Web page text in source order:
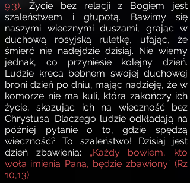
9:3). Życie bez relacji z Bogiem jest
szaleństwem i głupotą. Bawimy się
naszymi wiecznymi duszami, grając w
duchową rosyjską ruletkę, ufając, że
śmierć nie nadejdzie dzisiaj. Nie wiemy
jednak, co przyniesie kolejny dzień.
Ludzie kręcą bębnem swojej duchowej
broni dzień po dniu, mając nadzieję, że w
komorze nie ma kuli, która zakończy ich
życie, skazując ich na wieczność bez
Chrystusa. Dlaczego ludzie odkładają na
później pytanie o to, gdzie spędzą
wieczność? To szaleństwo! Dzisiaj jest
dzień zbawienia: „Każdy bowiem, kto
woła imienia Pana, będzie zbawiony” (Rz
10,13).